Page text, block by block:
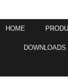
HOME
DOWNLOADS
Produtos /